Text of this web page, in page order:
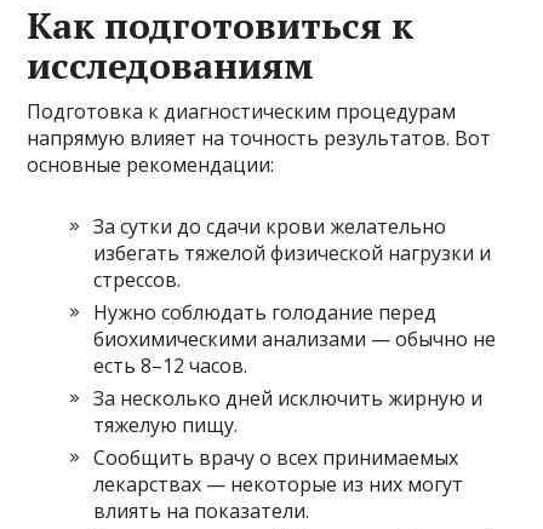
Как подготовиться к
исследованиям
Подготовка к диагностическим процедурам
напрямую влияет на точность результатов. Вот
основные рекомендации:
За сутки до сдачи крови желательно
избегать тяжелой физической нагрузки и
стрессов.
Нужно соблюдать голодание перед
биохимическими анализами — обычно не
есть 8–12 часов.
За несколько дней исключить жирную и
тяжелую пищу.
Сообщить врачу о всех принимаемых
лекарствах — некоторые из них могут
влиять на показатели.